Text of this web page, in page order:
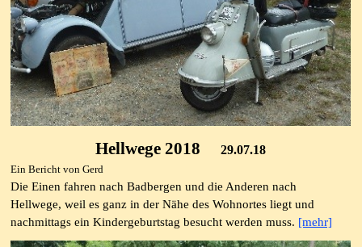
Hellwege 2018 29.07.18
Ein Bericht von Gerd
Die Einen fahren nach Badbergen und die Anderen nach
Hellwege, weil es ganz in der Nähe des Wohnortes liegt und
nachmittags ein Kindergeburtstag besucht werden muss. [mehr]